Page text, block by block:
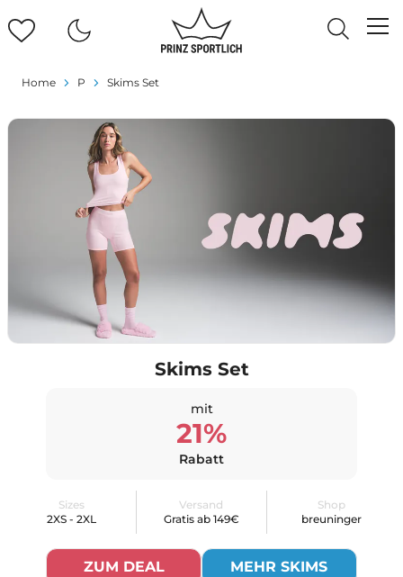
Home P Skims Set
Skims Set
mit
21%
Rabatt
Sizes
2XS - 2XL
Versand
Gratis ab 149€
Shop
breuninger
ZUM DEAL MEHR SKIMS